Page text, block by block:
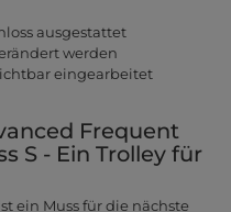
ausgestattet
werden
eingearbeitet
Frequent
S - Ein Trolley für
ein Muss für die nächste